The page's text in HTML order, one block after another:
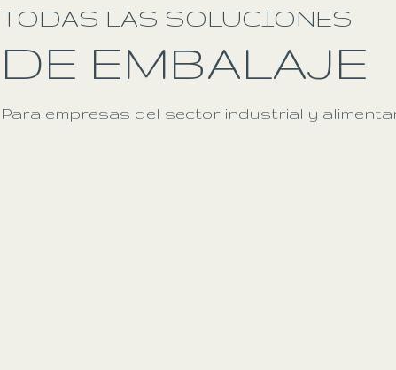
TODAS LAS SOLUCIONES
DE EMBALAJE
Para empresas del sector industrial y